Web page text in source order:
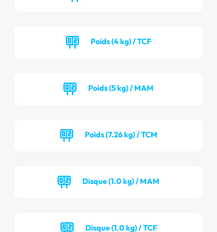
Poids (4 kg) / TCF
Poids (5 kg) / MAM
Poids (7.26 kg) / TCM
Disque (1.0 kg) / MAM
Disque (1.0 kg) / TCF